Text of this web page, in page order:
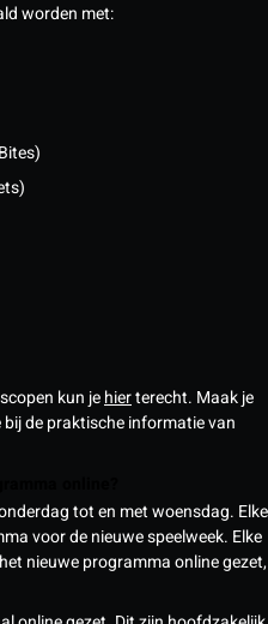
worden met:
kun jehierterecht. Maak je
bij de praktische informatie van
tot en met woensdag. Elke
voor de nieuwe speelweek. Elke
nieuwe programma online gezet,